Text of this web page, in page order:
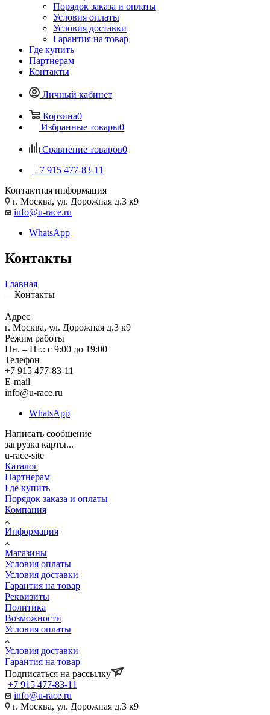
Порядок заказа и оплаты
Условия оплаты
Условия доставки
Гарантия на товар
Где купить
Партнерам
Контакты
Личный кабинет
Корзина0
Избранные товары0
Сравнение товаров0
+7 915 477-83-11
Контактная информация
г. Москва, ул. Дорожная д.3 к9
info@u-race.ru
WhatsApp
Контакты
Главная
—Контакты
Адрес
г. Москва, ул. Дорожная д.3 к9
Режим работы
Пн. – Пт.: с 9:00 до 19:00
Телефон
+7 915 477-83-11
E-mail
info@u-race.ru
WhatsApp
Написать сообщение
загрузка карты...
u-race-site
Каталог
Партнерам
Где купить
Порядок заказа и оплаты
Компания
Информация
Магазины
Условия оплаты
Условия доставки
Гарантия на товар
Реквизиты
Политика
Возможности
Условия оплаты
Условия доставки
Гарантия на товар
Подписаться на рассылку
+7 915 477-83-11
info@u-race.ru
г. Москва, ул. Дорожная д.3 к9